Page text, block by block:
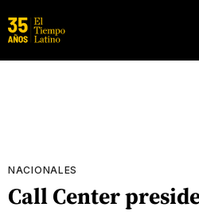
NACIONALES
Call Center